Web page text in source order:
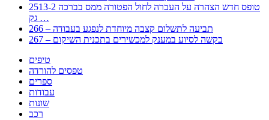
2513-2 טופס חדש הצהרה על העברה לחול הפטורה ממס בברכה
גק …
266 – תביעה לתשלום קצבה מיוחדת לנפגע בעבודה
267 – בקשה לסיוע במענק למכשירים בתכנית השיקום
טיפים
טפסים להורדה
ספרים
עבודות
שונות
רכב